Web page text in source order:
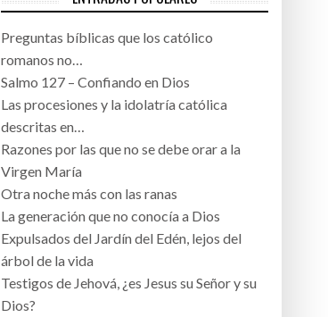
Preguntas bíblicas que los católico
romanos no…
Salmo 127 – Confiando en Dios
Las procesiones y la idolatría católica
descritas en…
Razones por las que no se debe orar a la
Virgen María
Otra noche más con las ranas
La generación que no conocía a Dios
Expulsados del Jardín del Edén, lejos del
árbol de la vida
Testigos de Jehová, ¿es Jesus su Señor y su
Dios?